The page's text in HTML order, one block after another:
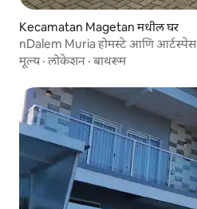
Kecamatan Magetan मधील घर
nDalem Muria होमस्टे आणि आर्टस्पेस
मूल्य·लोकेशन ·बाथरूम